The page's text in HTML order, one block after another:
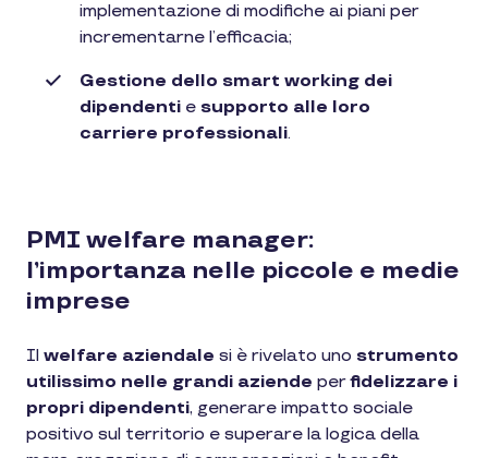
implementazione di modifiche ai piani per
incrementarne l’efficacia;
Gestione dello smart working dei
dipendenti e supporto alle loro
carriere professionali.
PMI welfare manager:
l’importanza nelle piccole e medie
imprese
Il welfare aziendale si è rivelato uno strumento
utilissimo nelle grandi aziende perfidelizzare i
propri dipendenti, generare impatto sociale
positivo sul territorio e superare la logica della